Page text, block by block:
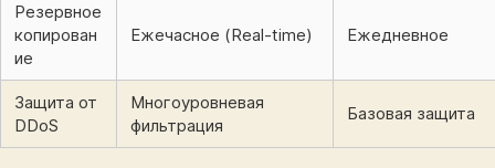
Резервное
копирован
ие
Ежечасное (Real-time) Ежедневное
Защита от
DDoS
Многоуровневая
фильтрация
Базовая защита